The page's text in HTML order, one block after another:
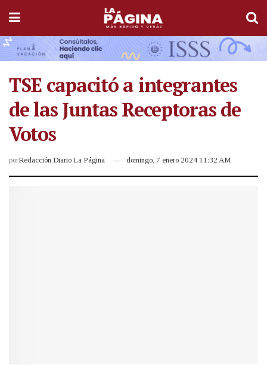
TSE capacitó a integrantes
de las Juntas Receptoras de
Votos
porRedacción Diario La Página domingo, 7 enero 2024 11:32 AM